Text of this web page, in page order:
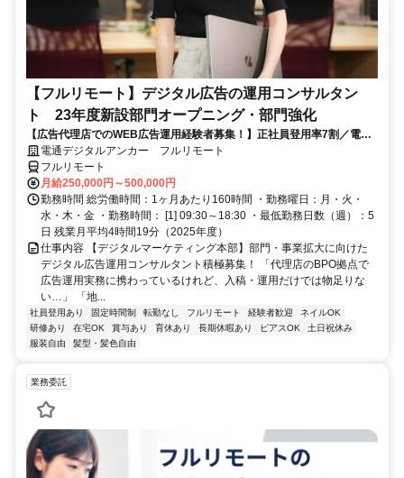
【フルリモート】デジタル広告の運用コンサルタン
ト 23年度新設部門オープニング・部門強化
【広告代理店でのWEB広告運用経験者募集！】正社員登用率7割／電通
G／全国×完全在宅／年休126日・土日祝休み／残業月平均4時間19分
電通デジタルアンカー フルリモート
フルリモート
月給250,000円～500,000円
勤務時間 総労働時間：1ヶ月あたり160時間 ・勤務曜日：月・火・
水・木・金 ・勤務時間： [1] 09:30～18:30 ・最低勤務日数（週）：5
日 残業月平均4時間19分（2025年度）
仕事内容 【デジタルマーケティング本部】部門・事業拡大に向けた
デジタル広告運用コンサルタント積極募集！ 「代理店のBPO拠点で
広告運用実務に携わっているけれど、入稿・運用だけでは物足りな
い…」 「地...
社員登用あり 固定時間制 転勤なし フルリモート 経験者歓迎
ネイルOK
研修あり
在宅OK 賞与あり 育休あり 長期休暇あり ピアスOK
土日祝休み
服装自由
髪型・髪色自由
業務委託